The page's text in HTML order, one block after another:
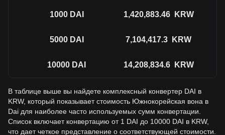
1000 DAI 1,420,883.46 KRW
5000 DAI 7,104,417.3 KRW
10000 DAI 14,208,834.6 KRW
В таблице выше вы найдете комплексный конвертер DAI в
KRW, который показывает стоимость Южнокорейская вона в
Dai для наиболее часто используемых сумм конвертации.
Список включает конвертацию от 1 DAI до 10000 DAI в KRW,
что дает четкое представление о соответствующей стоимости.